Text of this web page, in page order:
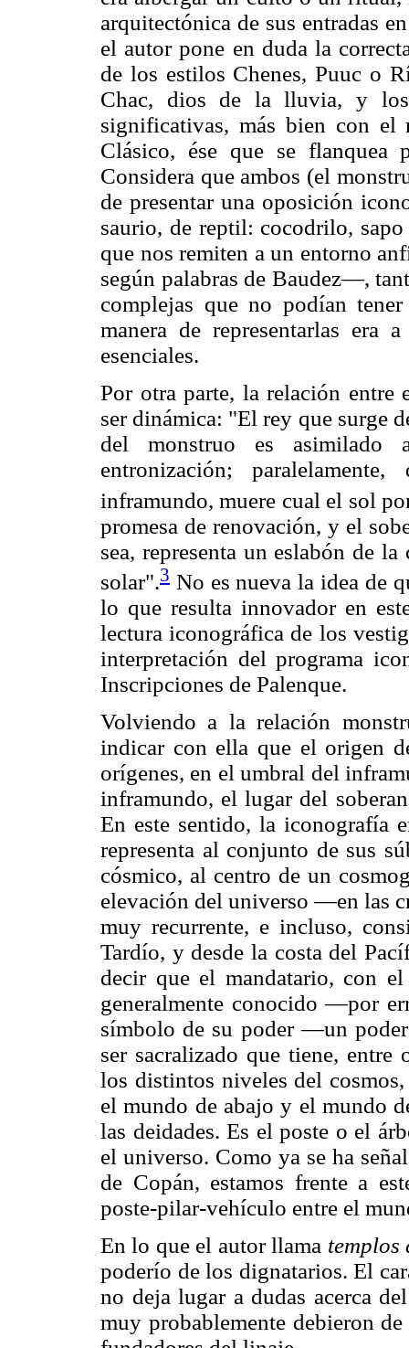
arquitectónica de sus entradas
el autor pone en duda la
de los estilos Chenes, Puuc o
Chac, dios de la lluvia, y
significativas, más bien con el
Clásico, ése que se flanquea
Considera que ambos (el
de presentar una oposición
saurio, de reptil: cocodrilo,
que nos remiten a un entorno
según palabras de Baudez—,
complejas que no podían
manera de representarlas era
esenciales.
Por otra parte, la relación entre
ser dinámica: "El rey que surge
del monstruo es asimilado
entronización;
inframundo, muere cual el sol
promesa de renovación, y el
sea, representa un eslabón de
solar".3 No es nueva la idea de
lo que resulta innovador en
lectura iconográfica de los
interpretación del programa
Inscripciones de Palenque.
Volviendo a la relación
indicar con ella que el origen
orígenes, en el umbral del
inframundo, el lugar del
En este sentido, la iconografía
representa al conjunto de sus
cósmico, al centro de un
elevación del universo —en las
muy recurrente, e incluso,
Tardío, y desde la costa del
decir que el mandatario, con
generalmente conocido —por
símbolo de su poder —un
ser sacralizado que tiene,
los distintos niveles del
el mundo de abajo y el mundo
las deidades. Es el poste o el
el universo. Como ya se ha
de Copán, estamos frente a
poste-pilar-vehículo entre el
En lo que el autor llama templos
poderío de los dignatarios. El
no deja lugar a dudas acerca
muy probablemente debieron